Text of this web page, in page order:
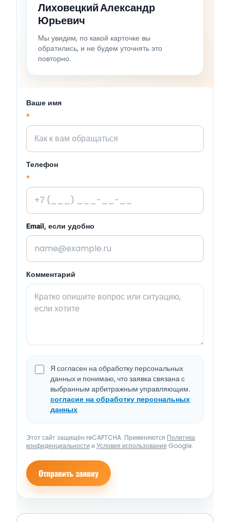
Лиховецкий Александр
Юрьевич
Мы увидим, по какой карточке вы
обратились, и не будем уточнять это
повторно.
Ваше имя
*
Телефон
*
Email, если удобно
Комментарий
Я согласен на обработку персональных
данных и понимаю, что заявка связана с
выбранным арбитражным управляющим.
согласие на обработку персональных
данных
Этот сайт защищён reCAPTCHA. Применяются Политика
конфиденциальности и Условия использования Google.
Отправить заявку